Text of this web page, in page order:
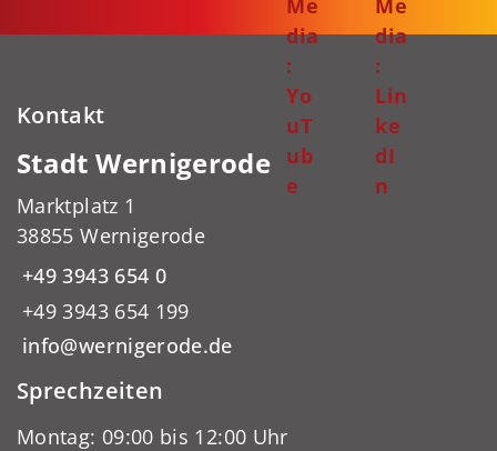
Me
dia
:
Yo
uT
ub
e
Me
dia
:
Lin
ke
dI
n
Kontakt
Stadt Wernigerode
Marktplatz 1
38855 Wernigerode
+49 3943 654 0
+49 3943 654 199
info@wernigerode.de
Sprechzeiten
Montag: 09:00 bis 12:00 Uhr